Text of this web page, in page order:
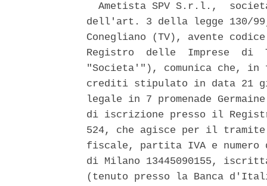
Ametista SPV S.r.l.,
dell'art. 3 della legge 130/
Conegliano (TV), avente
Registro  delle  Imprese  di
"Societa'"), comunica che,
crediti stipulato in data 21
legale in 7 promenade
di iscrizione presso il
524, che agisce per il
fiscale, partita IVA e
di Milano 13445090155,
(tenuto presso la Banca